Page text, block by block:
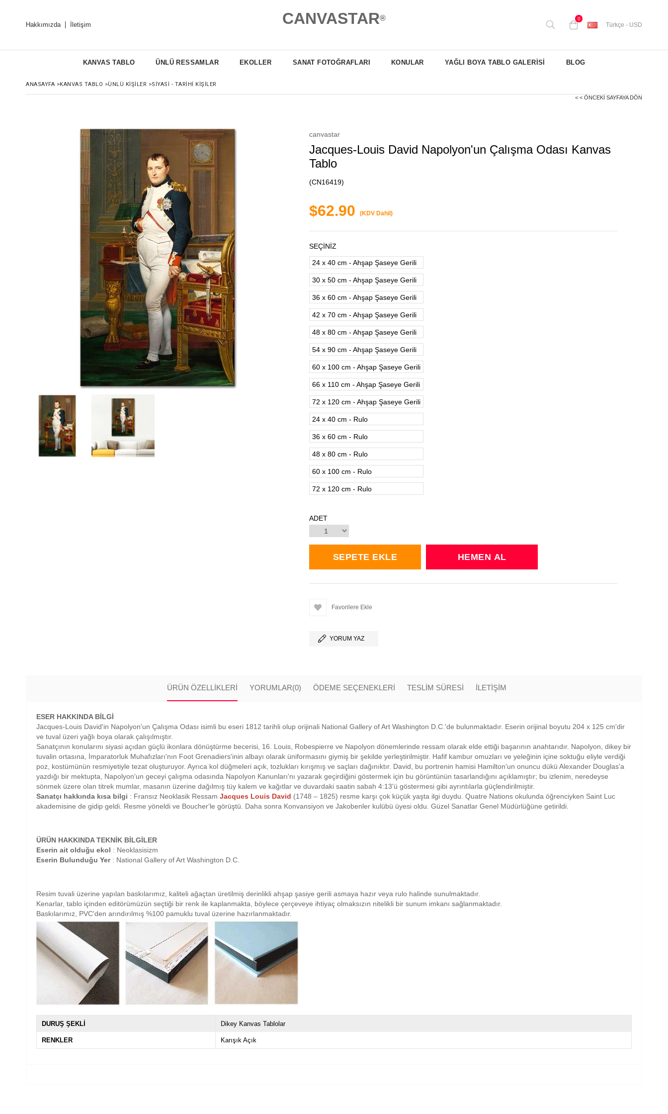
Hakkımızda İletişim CANVASTAR® 0
Türkçe - USD
KANVAS TABLO ÜNLÜ RESSAMLAR EKOLLER SANAT FOTOĞRAFLARI KONULAR YAĞLI BOYA TABLO GALERİSİ BLOG
ANASAYFA >KANVAS TABLO >ÜNLÜ KIŞILER >SIYASI - TARIHI KIŞILER
< < ÖNCEKI SAYFAYA DÖN
canvastar
Jacques-Louis David Napolyon'un Çalışma Odası Kanvas
Tablo
(CN16419)
$62.90 (KDV Dahil)
SEÇİNİZ
24 x 40 cm - Ahşap Şaseye Gerili
30 x 50 cm - Ahşap Şaseye Gerili
36 x 60 cm - Ahşap Şaseye Gerili
42 x 70 cm - Ahşap Şaseye Gerili
48 x 80 cm - Ahşap Şaseye Gerili
54 x 90 cm - Ahşap Şaseye Gerili
60 x 100 cm - Ahşap Şaseye Gerili
66 x 110 cm - Ahşap Şaseye Gerili
72 x 120 cm - Ahşap Şaseye Gerili
24 x 40 cm - Rulo
36 x 60 cm - Rulo
48 x 80 cm - Rulo
60 x 100 cm - Rulo
72 x 120 cm - Rulo
ADET
Favorilere Ekle
YORUM YAZ
ÜRÜN ÖZELLIKLERI YORUMLAR(0) ÖDEME SEÇENEKLERI TESLİM SÜRESİ İLETİŞİM
ESER HAKKINDA BİLGİ
Jacques-Louis David'in Napolyon'un Çalışma Odası isimli bu eseri 1812 tarihli olup orijinali National Gallery of Art Washington D.C.'de bulunmaktadır. Eserin orijinal boyutu 204 x 125 cm'dir
ve tuval üzeri yağlı boya olarak çalışılmıştır.
Sanatçının konularını siyasi açıdan güçlü ikonlara dönüştürme becerisi, 16. Louis, Robespierre ve Napolyon dönemlerinde ressam olarak elde ettiği başarının anahtarıdır. Napolyon, dikey bir
tuvalin ortasına, İmparatorluk Muhafızları'nın Foot Grenadiers'inin albayı olarak üniformasını giymiş bir şekilde yerleştirilmiştir. Hafif kambur omuzları ve yeleğinin içine soktuğu eliyle verdiği
poz, kostümünün resmiyetiyle tezat oluşturuyor. Ayrıca kol düğmeleri açık, tozlukları kırışmış ve saçları dağınıktır. David, bu portrenin hamisi Hamilton'un onuncu dükü Alexander Douglas'a
yazdığı bir mektupta, Napolyon'un geceyi çalışma odasında Napolyon Kanunları'nı yazarak geçirdiğini göstermek için bu görüntünün tasarlandığını açıklamıştır; bu izlenim, neredeyse
sönmek üzere olan titrek mumlar, masanın üzerine dağılmış tüy kalem ve kağıtlar ve duvardaki saatin sabah 4:13'ü göstermesi gibi ayrıntılarla güçlendirilmiştir.
Sanatçı hakkında kısa bilgi : Fransız Neoklasik Ressam Jacques Louis David (1748 – 1825) resme karşı çok küçük yaşta ilgi duydu. Quatre Nations okulunda öğrenciyken Saint Luc
akademisine de gidip geldi. Resme yöneldi ve Boucher‘le görüştü. Daha sonra Konvansiyon ve Jakobenler kulübü üyesi oldu. Güzel Sanatlar Genel Müdürlüğüne getirildi.
ÜRÜN HAKKINDA TEKNİK BİLGİLER
Eserin ait olduğu ekol : Neoklasisizm
Eserin Bulunduğu Yer: National Gallery of Art Washington D.C.
Resim tuvali üzerine yapılan baskılarımız, kaliteli ağaçtan üretilmiş derinlikli ahşap şasiye gerili asmaya hazır veya rulo halinde sunulmaktadır.
Kenarlar, tablo içinden editörümüzün seçtiği bir renk ile kaplanmakta, böylece çerçeveye ihtiyaç olmaksızın nitelikli bir sunum imkanı sağlanmaktadır.
Baskılarımız, PVC'den arındırılmış %100 pamuklu tuval üzerine hazırlanmaktadır.
DURUŞ ŞEKLİ Dikey Kanvas Tablolar
RENKLER Karışık Açık